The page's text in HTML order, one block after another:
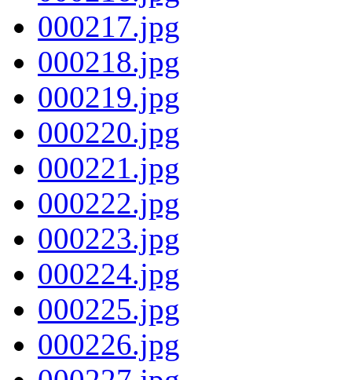
000217.jpg
000218.jpg
000219.jpg
000220.jpg
000221.jpg
000222.jpg
000223.jpg
000224.jpg
000225.jpg
000226.jpg